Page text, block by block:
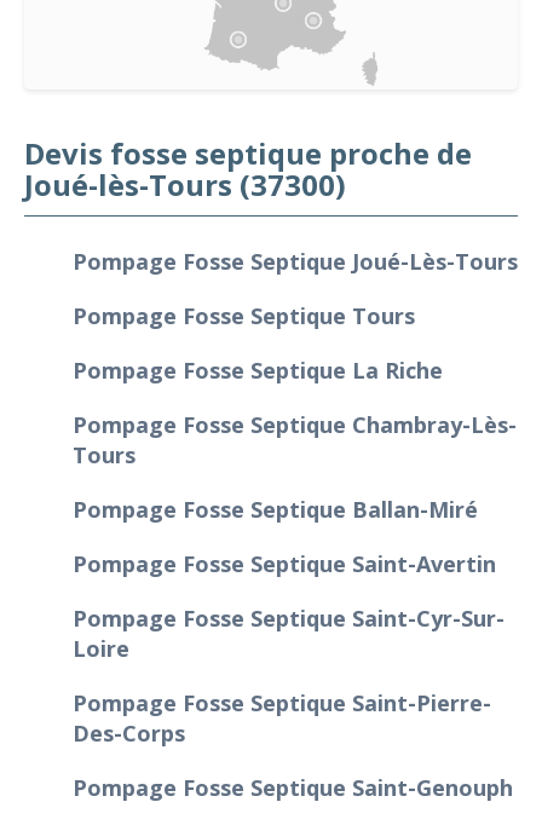
Devis fosse septique proche de
Joué-lès-Tours (37300)
Pompage Fosse Septique Joué-Lès-Tours
Pompage Fosse Septique Tours
Pompage Fosse Septique La Riche
Pompage Fosse Septique Chambray-Lès-
Tours
Pompage Fosse Septique Ballan-Miré
Pompage Fosse Septique Saint-Avertin
Pompage Fosse Septique Saint-Cyr-Sur-
Loire
Pompage Fosse Septique Saint-Pierre-
Des-Corps
Pompage Fosse Septique Saint-Genouph